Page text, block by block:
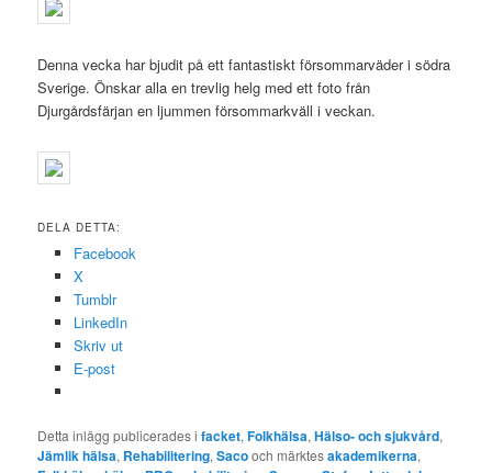
Denna vecka har bjudit på ett fantastiskt försommarväder i södra
Sverige. Önskar alla en trevlig helg med ett foto från
Djurgårdsfärjan en ljummen försommarkväll i veckan.
DELA DETTA:
Facebook
X
Tumblr
LinkedIn
Skriv ut
E-post
Detta inlägg publicerades ifacket,Folkhälsa,Hälso- och sjukvård,
Jämlik hälsa, Rehabilitering,Sacooch märktesakademikerna,